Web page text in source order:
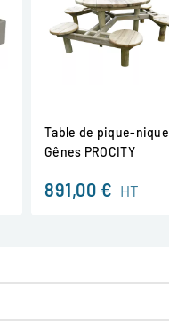
Table de pique-nique
Gênes PROCITY
891,00 € HT